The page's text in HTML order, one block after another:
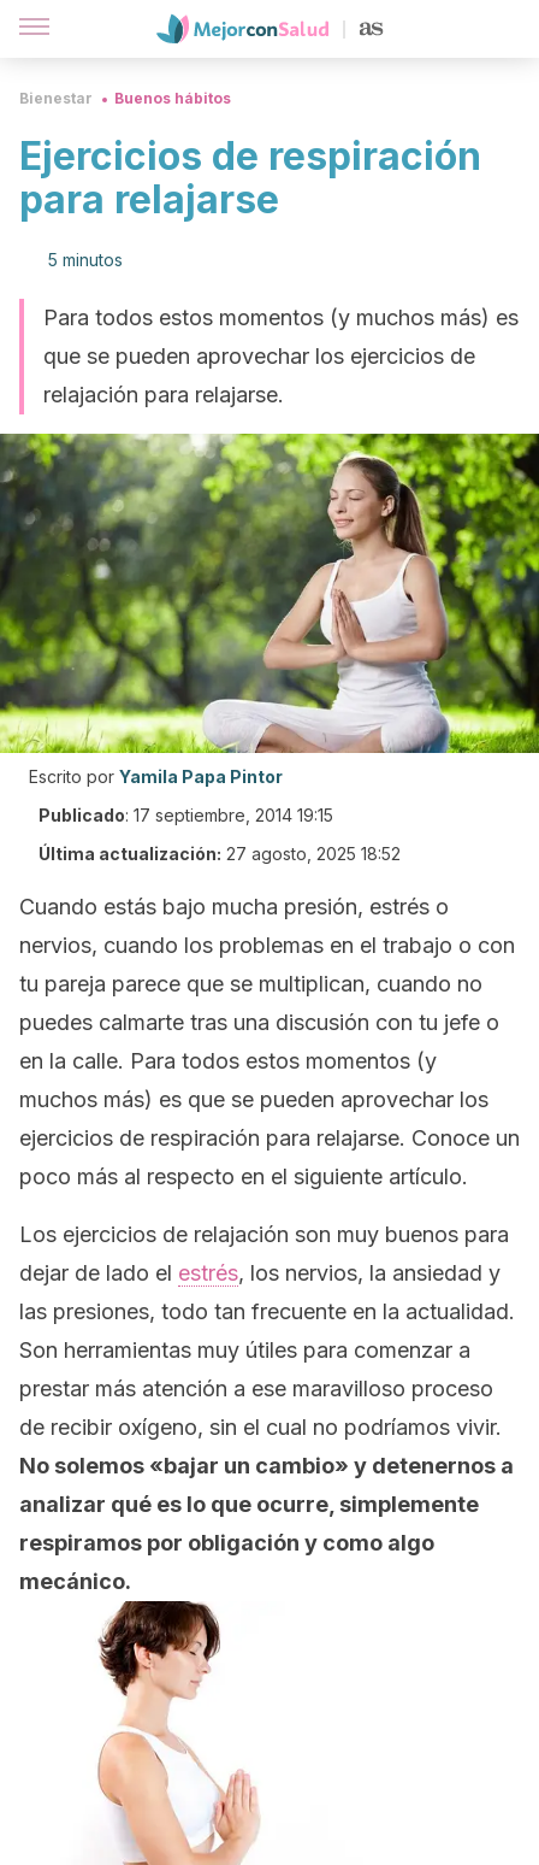
Bienestar Buenos hábitos
Ejercicios de respiración
para relajarse
5 minutos
Para todos estos momentos (y muchos más) es
que se pueden aprovechar los ejercicios de
relajación para relajarse.
Escrito por Yamila Papa Pintor
Publicado: 17 septiembre, 2014 19:15
Última actualización: 27 agosto, 2025 18:52
Cuando estás bajo mucha presión, estrés o
nervios, cuando los problemas en el trabajo o con
tu pareja parece que se multiplican, cuando no
puedes calmarte tras una discusión con tu jefe o
en la calle. Para todos estos momentos (y
muchos más) es que se pueden aprovechar los
ejercicios de respiración para relajarse. Conoce un
poco más al respecto en el siguiente artículo.
Los ejercicios de relajación son muy buenos para
dejar de lado el estrés, los nervios, la ansiedad y
las presiones, todo tan frecuente en la actualidad.
Son herramientas muy útiles para comenzar a
prestar más atención a ese maravilloso proceso
de recibir oxígeno, sin el cual no podríamos vivir.
No solemos «bajar un cambio» y detenernos a
analizar qué es lo que ocurre, simplemente
respiramos por obligación y como algo
mecánico.